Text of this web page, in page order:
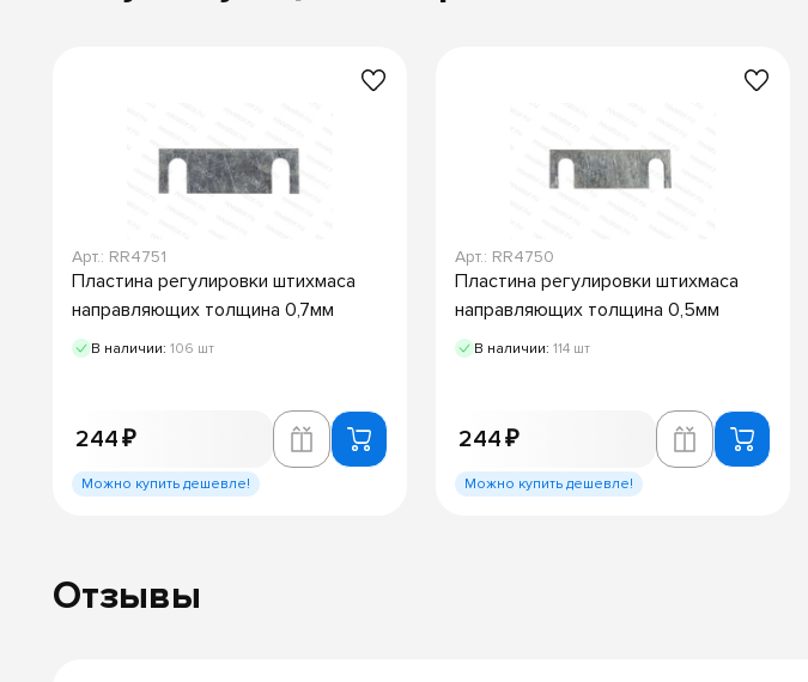
Арт.: RR4751
Пластина регулировки штихмаса
направляющих толщина 0,7мм
В наличии: 106 шт
244 ₽
Можно купить дешевле!
Арт.: RR4750
Пластина регулировки штихмаса
направляющих толщина 0,5мм
В наличии: 114 шт
244 ₽
Можно купить дешевле!
Отзывы